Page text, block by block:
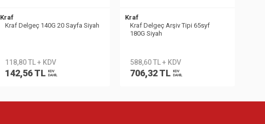
Kraf
Kraf Delgeç 140G 20 Sayfa Siyah
118,80 TL + KDV
142,56 TL
KDV
DAHİL
Kraf
Kraf Delgeç Arşiv Tipi 65syf
180G Siyah
588,60 TL + KDV
706,32 TL
KDV
DAHİL